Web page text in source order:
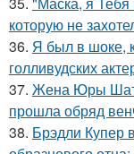
которую не
36. Я был в шоке,
голливудских
37. Жена Юры
прошла обряд
38. Брэдли Купер